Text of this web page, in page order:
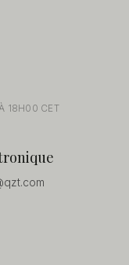
18H00 CET